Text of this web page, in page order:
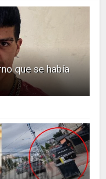
que se había